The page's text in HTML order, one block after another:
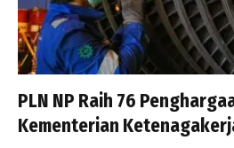
PLN NP Raih 76
Kementerian